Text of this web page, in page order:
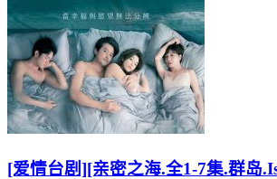
[爱情台剧][亲密之海.全1-7集.群岛